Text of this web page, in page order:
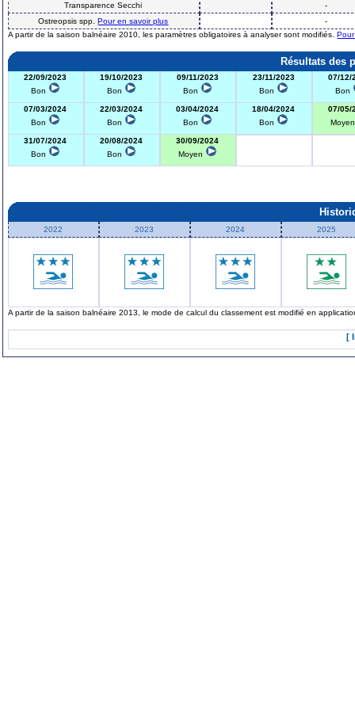
Transparence Secchi
-
Ostreopsis spp.Pour en savoir plus
-
A partir de la saison balnéaire 2010, les paramètres obligatoires à analyser sont modifiés.
Résultats des
22/09/2023
Bon
19/10/2023
Bon
09/11/2023
Bon
23/11/2023
Bon
07/12/
Bon
07/03/2024
Bon
22/03/2024
Bon
03/04/2024
Bon
18/04/2024
Bon
07/05/
31/07/2024
Bon
20/08/2024
Bon
30/09/2024
Moyen
2022 2023 2024 2025
A partir de la saison balnéaire 2013, le mode de calcul du classement est modifié en
[